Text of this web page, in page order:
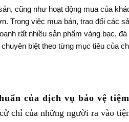
cũng như hoạt động mua của
Trong việc mua bán, trao đổi các
rất nhiều sản phẩm vàng bạc,
chuyên biệt theo từng mục tiêu của
của dịch vụ bảo vệ
chỉ của những người ra vào